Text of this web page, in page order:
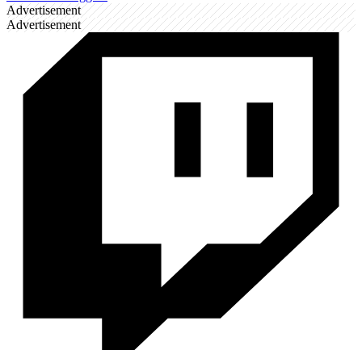
Advertisement
Advertisement